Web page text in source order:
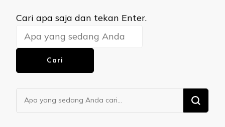
Mencari
Sesuatu?
Cari apa saja dan tekan Enter.
Mencari
Sesuatu?